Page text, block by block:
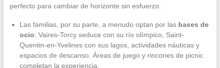
perfecto para cambiar de horizonte sin esfuerzo.
Las familias, por su parte, a menudo optan por las bases de
ocio: Vaires-Torcy seduce con su río olímpico, Saint-
Quentin-en-Yvelines con sus lagos, actividades náuticas y
espacios de descanso. Áreas de juego y rincones de picnic
completan la experiencia.